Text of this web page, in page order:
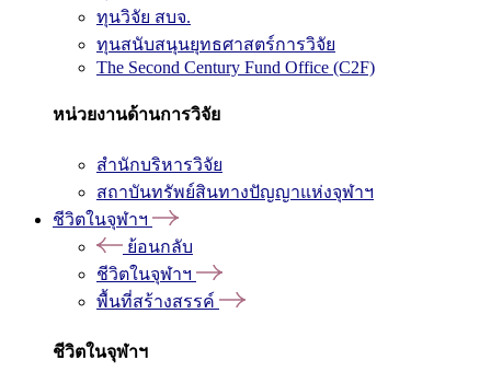
ทุนวิจัย สบจ.
ทุนสนับสนุนยุทธศาสตร์การวิจัย
The Second Century Fund Office (C2F)
หน่วยงานด้านการวิจัย
สำนักบริหารวิจัย
สถาบันทรัพย์สินทางปัญญาแห่งจุฬาฯ
ชีวิตในจุฬาฯ
ย้อนกลับ
ชีวิตในจุฬาฯ
พื้นที่สร้างสรรค์
ชีวิตในจุฬาฯ